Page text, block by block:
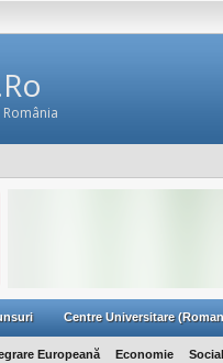
Centre Universitare
Europeană Economie Social